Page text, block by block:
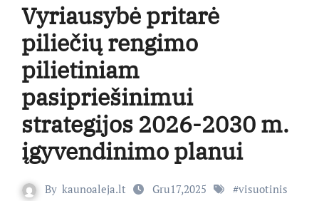
Vyriausybė pritarė
piliečių rengimo
pilietiniam
pasipriešinimui
strategijos 2026-2030 m.
įgyvendinimo planui
By kaunoaleja.lt Gru17,2025 #visuotinis